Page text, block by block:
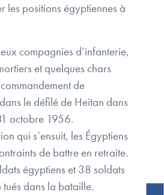
les positions égyptiennes à
compagnies d’infanterie,
et quelques chars
de
le défilé de Heitan dans
octobre 1956.
qui s’ensuit, les Égyptiens
de battre en retraite.
égyptiens et 38 soldats
tués dans la bataille.